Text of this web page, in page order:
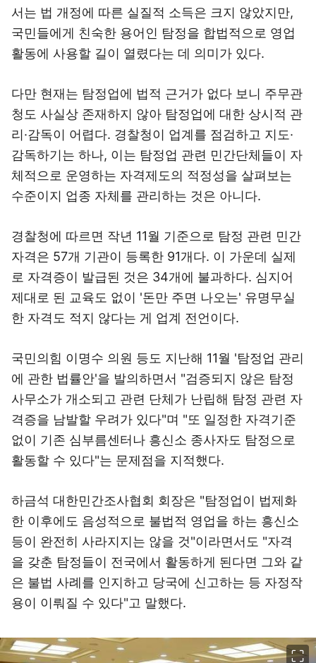
서는 법 개정에 따른 실질적 소득은 크지 않았지만,
국민들에게 친숙한 용어인 탐정을 합법적으로 영업
활동에 사용할 길이 열렸다는 데 의미가 있다.
다만 현재는 탐정업에 법적 근거가 없다 보니 주무관
청도 사실상 존재하지 않아 탐정업에 대한 상시적 관
리·감독이 어렵다. 경찰청이 업계를 점검하고 지도·
감독하기는 하나, 이는 탐정업 관련 민간단체들이 자
체적으로 운영하는 자격제도의 적정성을 살펴보는
수준이지 업종 자체를 관리하는 것은 아니다.
경찰청에 따르면 작년 11월 기준으로 탐정 관련 민간
자격은 57개 기관이 등록한 91개다. 이 가운데 실제
로 자격증이 발급된 것은 34개에 불과하다. 심지어
제대로 된 교육도 없이 '돈만 주면 나오는' 유명무실
한 자격도 적지 않다는 게 업계 전언이다.
국민의힘 이명수 의원 등도 지난해 11월 '탐정업 관리
에 관한 법률안'을 발의하면서 "검증되지 않은 탐정
사무소가 개소되고 관련 단체가 난립해 탐정 관련 자
격증을 남발할 우려가 있다"며 "또 일정한 자격기준
없이 기존 심부름센터나 흥신소 종사자도 탐정으로
활동할 수 있다"는 문제점을 지적했다.
하금석 대한민간조사협회 회장은 "탐정업이 법제화
한 이후에도 음성적으로 불법적 영업을 하는 흥신소
등이 완전히 사라지지는 않을 것"이라면서도 "자격
을 갖춘 탐정들이 전국에서 활동하게 된다면 그와 같
은 불법 사례를 인지하고 당국에 신고하는 등 자정작
용이 이뤄질 수 있다"고 말했다.